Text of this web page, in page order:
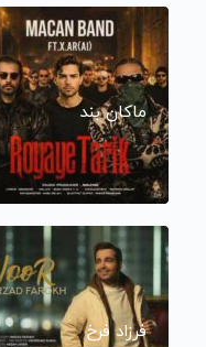
ماکان بند
فرزاد فرخ